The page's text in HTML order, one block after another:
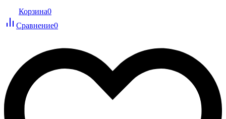
Корзина0
Сравнение0